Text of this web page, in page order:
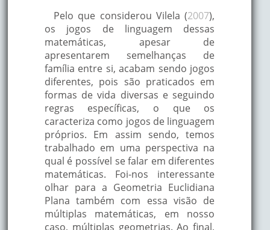
Pelo que considerou Vilela (2007),
os jogos de linguagem dessas
matemáticas, apesar de
apresentarem semelhanças de
família entre si, acabam sendo jogos
diferentes, pois são praticados em
formas de vida diversas e seguindo
regras específicas, o que os
caracteriza como jogos de linguagem
próprios. Em assim sendo, temos
trabalhado em uma perspectiva na
qual é possível se falar em diferentes
matemáticas. Foi-nos interessante
olhar para a Geometria Euclidiana
Plana também com essa visão de
múltiplas matemáticas, em nosso
caso, múltiplas geometrias. Ao final,